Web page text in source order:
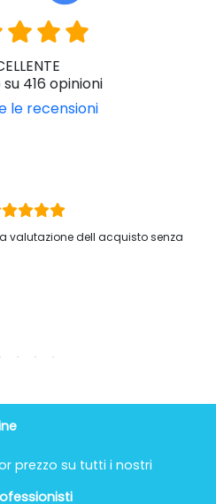
416 opinioni
le recensioni
valutazione dell acquisto senza
prezzo su tutti i nostri